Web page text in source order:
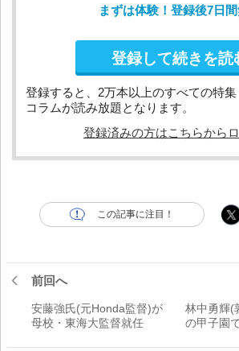
まずは体験！登録後7日
登録して続きを読
登録すると、2万本以上のすべての特集
コラムが読み放題となります。
登録済みの方はこちらから
この記事に注目！
前回へ
安藤強氏(元Honda監督)が
母校・東海大監督就任
林中勇輝(
の甲子園